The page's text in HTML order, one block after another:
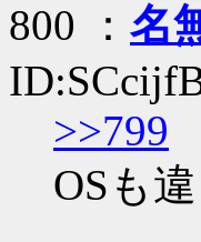
800 ： 名
>>799
OSも